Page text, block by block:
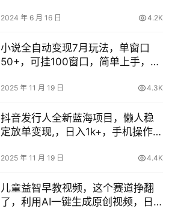
2024 年 6 月 16 日 4.2K
小说全自动变现7月玩法，单窗口
50+，可挂100窗口，简单上手，全
2025 年 11 月 19 日 4.3K
抖音发行人全新蓝海项目，懒人稳
定放单变现,，日入1k+，手机操作
2025 年 11 月 19 日 4.4K
儿童益智早教视频，这个赛道挣翻
了，利用AI一键生成原创视频，日